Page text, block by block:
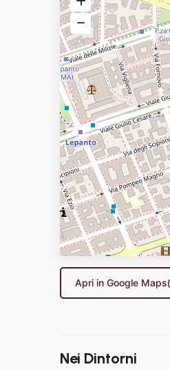
Apri in Google Maps
Nei Dintorni